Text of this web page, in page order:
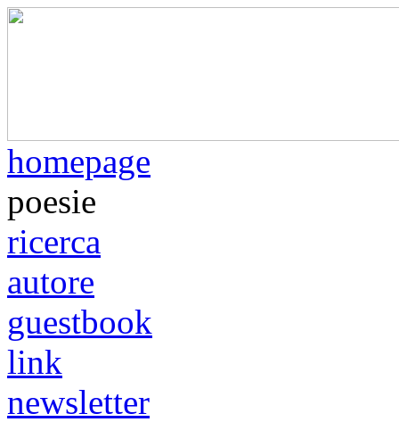
homepage
poesie
ricerca
autore
guestbook
link
newsletter